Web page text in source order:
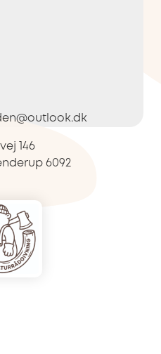
146
6092